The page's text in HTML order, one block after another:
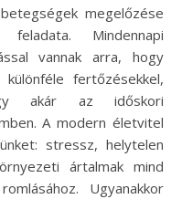
Mindennapi
vannak arra, hogy
fertőzésekkel,
akár az időskori
A modern életvitel
stressz, helytelen
ártalmak mind
Ugyanakkor